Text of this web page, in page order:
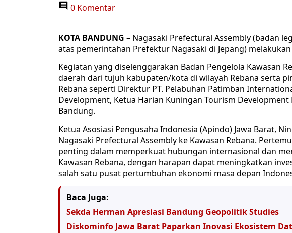
0 Komentar
KOTA BANDUNG – Nagasaki Prefectural Assembly (badan
atas pemerintahan Prefektur Nagasaki di Jepang)
Kegiatan yang diselenggarakan Badan Pengelola Kawasan
daerah dari tujuh kabupaten/kota di wilayah Rebana serta
Rebana seperti Direktur PT. Pelabuhan Patimban
Development, Ketua Harian Kuningan Tourism
Bandung.
Ketua Asosiasi Pengusaha Indonesia (Apindo) Jawa Barat,
Nagasaki Prefectural Assembly ke Kawasan Rebana.
penting dalam memperkuat hubungan internasional dan
Kawasan Rebana, dengan harapan dapat meningkatkan
salah satu pusat pertumbuhan ekonomi masa depan
Baca Juga:
Sekda Herman Apresiasi Bandung Geopolitik Studies
Diskominfo Jawa Barat Paparkan Inovasi Ekosistem